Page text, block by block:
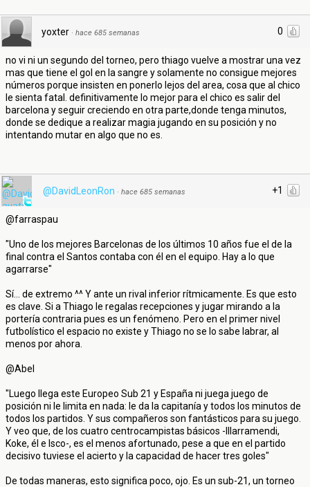
0
yoxter · hace 685 semanas
no vi ni un segundo del torneo, pero thiago vuelve a mostrar una vez
mas que tiene el gol en la sangre y solamente no consigue mejores
números porque insisten en ponerlo lejos del area, cosa que al chico
le sienta fatal. definitivamente lo mejor para el chico es salir del
barcelona y seguir creciendo en otra parte,donde tenga minutos,
donde se dedique a realizar magia jugando en su posición y no
intentando mutar en algo que no es.
+1
@DavidLeonRon · hace 685 semanas
@farraspau
"Uno de los mejores Barcelonas de los últimos 10 años fue el de la
final contra el Santos contaba con él en el equipo. Hay a lo que
agarrarse"
Sí... de extremo ^^ Y ante un rival inferior rítmicamente. Es que esto
es clave. Si a Thiago le regalas recepciones y jugar mirando a la
portería contraria pues es un fenómeno. Pero en el primer nivel
futbolístico el espacio no existe y Thiago no se lo sabe labrar, al
menos por ahora.
@Abel
"Luego llega este Europeo Sub 21 y España ni juega juego de
posición ni le limita en nada: le da la capitanía y todos los minutos de
todos los partidos. Y sus compañeros son fantásticos para su juego.
Y veo que, de los cuatro centrocampistas básicos -Illarramendi,
Koke, él e Isco-, es el menos afortunado, pese a que en el partido
decisivo tuviese el acierto y la capacidad de hacer tres goles"
De todas maneras, esto significa poco, ojo. Es un sub-21, un torneo